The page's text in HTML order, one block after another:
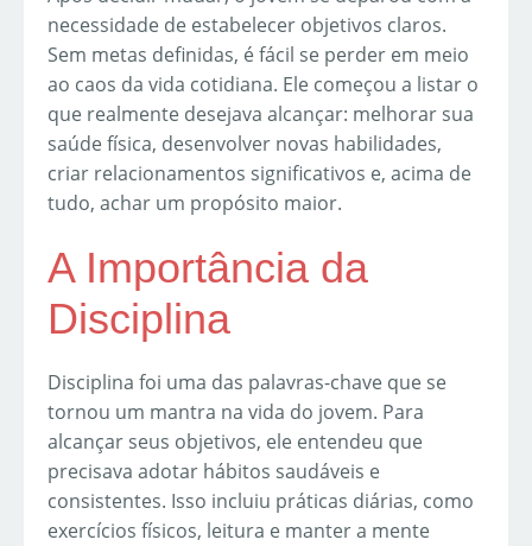
necessidade de estabelecer objetivos claros.
Sem metas definidas, é fácil se perder em meio
ao caos da vida cotidiana. Ele começou a listar o
que realmente desejava alcançar: melhorar sua
saúde física, desenvolver novas habilidades,
criar relacionamentos significativos e, acima de
tudo, achar um propósito maior.
A Importância da
Disciplina
Disciplina foi uma das palavras-chave que se
tornou um mantra na vida do jovem. Para
alcançar seus objetivos, ele entendeu que
precisava adotar hábitos saudáveis e
consistentes. Isso incluiu práticas diárias, como
exercícios físicos, leitura e manter a mente